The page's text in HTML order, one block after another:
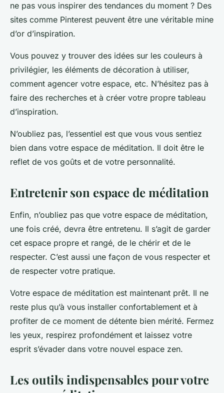
ne pas vous inspirer des tendances du moment ? Des
sites comme Pinterest peuvent être une véritable mine
d’or d’inspiration.
Vous pouvez y trouver des idées sur les couleurs à
privilégier, les éléments de décoration à utiliser,
comment agencer votre espace, etc. N’hésitez pas à
faire des recherches et à créer votre propre tableau
d’inspiration.
N’oubliez pas, l’essentiel est que vous vous sentiez
bien dans votre espace de méditation. Il doit être le
reflet de vos goûts et de votre personnalité.
Entretenir son espace de méditation
Enfin, n’oubliez pas que votre espace de méditation,
une fois créé, devra être entretenu. Il s’agit de garder
cet espace propre et rangé, de le chérir et de le
respecter. C’est aussi une façon de vous respecter et
de respecter votre pratique.
Votre espace de méditation est maintenant prêt. Il ne
reste plus qu’à vous installer confortablement et à
profiter de ce moment de détente bien mérité. Fermez
les yeux, respirez profondément et laissez votre
esprit s’évader dans votre nouvel espace zen.
Les outils indispensables pour votre